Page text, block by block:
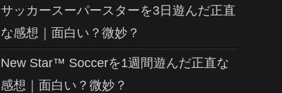
サッカースーパースターを3日遊んだ正直
な感想｜面白い？微妙？
New Star™ Soccerを1週間遊んだ正直な
感想｜面白い？微妙？